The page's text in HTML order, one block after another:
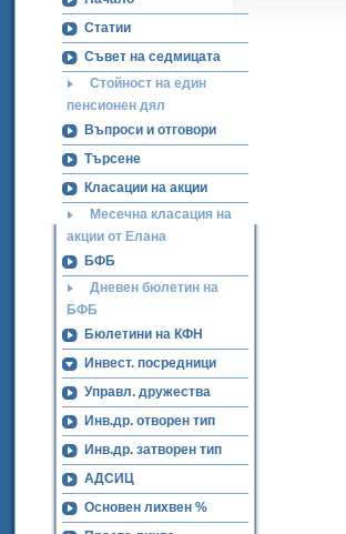
Статии
Съвет на седмицата
Стойност на един
пенсионен дял
Въпроси и отговори
Търсене
Класации на акции
Месечна класация на
акции от Елана
БФБ
Дневен бюлетин на
БФБ
Бюлетини на КФН
Инвест. посредници
Управл. дружества
Инв.др. отворен тип
Инв.др. затворен тип
АДСИЦ
Основен лихвен %